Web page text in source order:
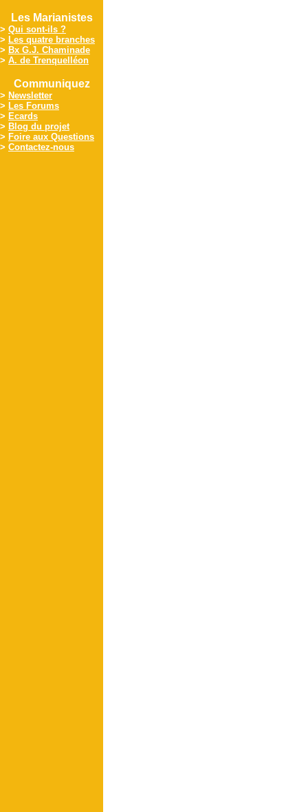
Les Marianistes
> Qui sont-ils ?
> Les quatre branches
> Bx G.J. Chaminade
> A. de Trenquelléon
Communiquez
> Newsletter
> Les Forums
> Ecards
> Blog du projet
> Foire aux Questions
> Contactez-nous